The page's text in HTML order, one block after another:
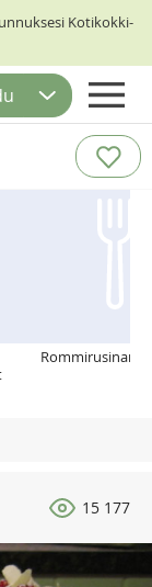
Kotikokki-
15 177